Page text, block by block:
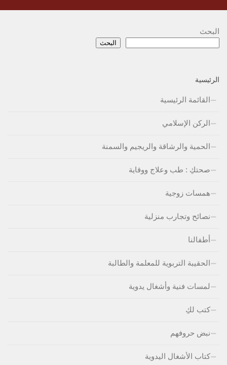
البحث
البحث
الرئيسية
القائمة الرئيسية
الركن الإسلامي
الحمية والرشاقة والريجيم والسمنة
صحتكِ : طب وعلاج ووقاية
همسات زوجية
نصائح وتجارب منزلية
أطفالنا
الحقيبة التربوية للمعلمة والطالبة
لمسات فنية وأشغال يدوية
كتب لكِ
نبض حروفهم
كتاب الأشغال اليدوية